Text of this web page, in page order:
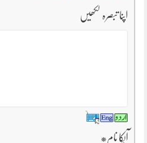
اپنا تبصرہ لکھیں
آپکا نام*